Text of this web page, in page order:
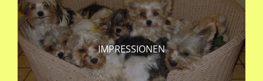
IMPRESSIONEN